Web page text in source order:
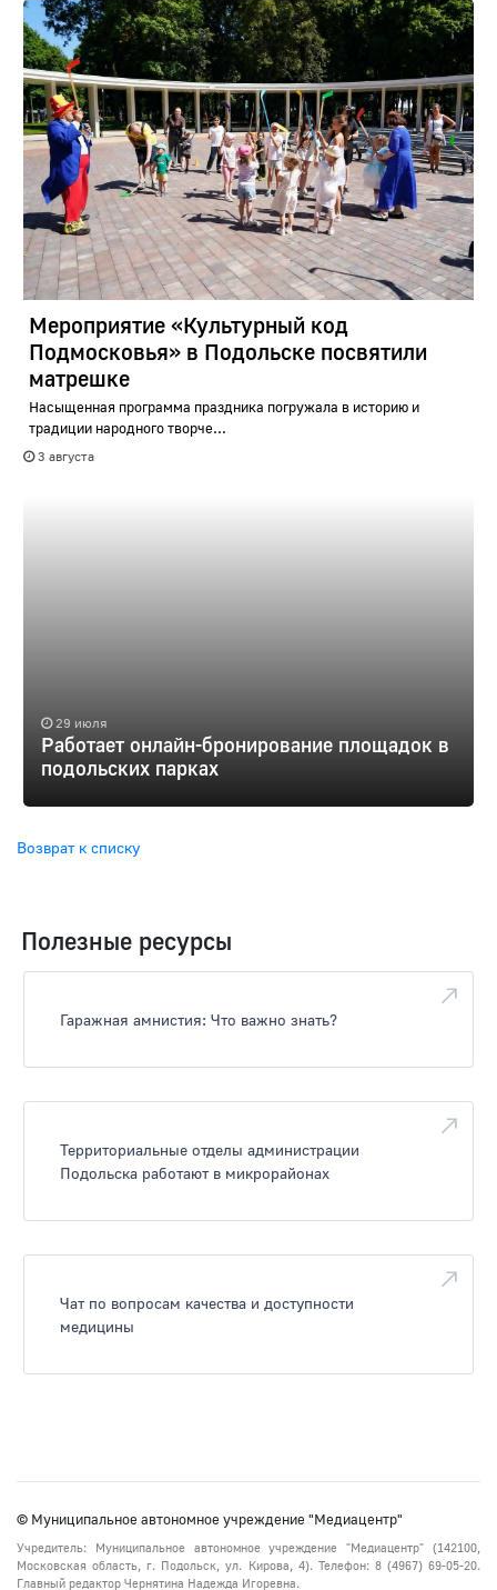
Мероприятие «Культурный код
Подмосковья» в Подольске посвятили
матрешке
Насыщенная программа праздника погружала в историю и
традиции народного творче...
3 августа
29 июля
Работает онлайн-бронирование площадок в
подольских парках
Возврат к списку
Полезные ресурсы
Гаражная амнистия: Что важно знать?
Территориальные отделы администрации
Подольска работают в микрорайонах
Чат по вопросам качества и доступности
медицины
© Муниципальное автономное учреждение "Медиацентр"
Учредитель: Муниципальное автономное учреждение "Медиацентр" (142100,
Московская область, г. Подольск, ул. Кирова, 4). Телефон: 8 (4967) 69-05-20.
Главный редактор Чернятина Надежда Игоревна.